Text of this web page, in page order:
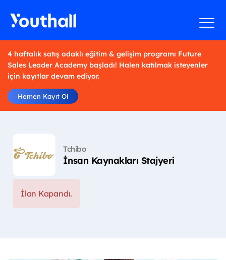
4 haftalık satış odaklı eğitim & gelişim programı Future
Sales Leader Academy başladı! Halen katılmak isteyenler
için kayıtlar devam ediyor.
Hemen Kayıt Ol
Tchibo
İnsan Kaynakları Stajyeri
İlan Kapandı.